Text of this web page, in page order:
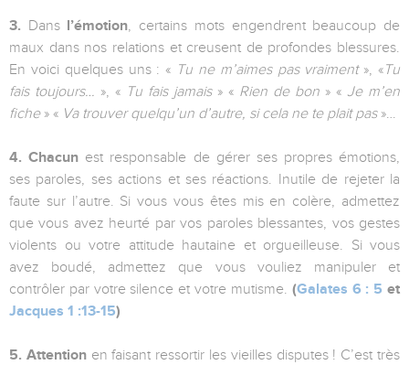
3. Dans l’émotion, certains mots engendrent beaucoup de
maux dans nos relations et creusent de profondes blessures.
En voici quelques uns : « Tu ne m’aimes pas vraiment », «Tu
fais toujours… », « Tu fais jamais» « Rien de bon » « Je m’en
fiche» « Va trouver quelqu’un d’autre, si cela ne te plait pas»…
4. Chacun est responsable de gérer ses propres émotions,
ses paroles, ses actions et ses réactions. Inutile de rejeter la
faute sur l’autre. Si vous vous êtes mis en colère, admettez
que vous avez heurté par vos paroles blessantes, vos gestes
violents ou votre attitude hautaine et orgueilleuse. Si vous
avez boudé, admettez que vous vouliez manipuler et
contrôler par votre silence et votre mutisme. (Galates 6 : 5 et
Jacques 1 :13-15)
5. Attentionen faisant ressortir les vieilles disputes ! C’est très